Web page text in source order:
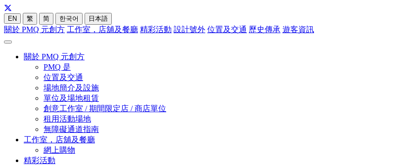
EN 繁 简 한국어 日本語
關於 PMQ 元創方 工作室，店舖及餐廳 精彩活動 設計號外 位置及交通 歷史傳承 遊客資訊
關於 PMQ 元創方
PMQ 是
位置及交通
場地簡介及設施
單位及場地租賃
創意工作室 / 期間限定店 / 商店單位
租用活動場地
無障礙通道指南
工作室，店舖及餐廳
網上購物
精彩活動